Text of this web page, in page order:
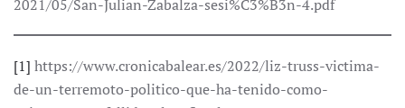
2021/05/San-Julian-Zabalza-sesi%C3%B3n-4.pdf
[1] https://www.cronicabalear.es/2022/liz-truss-victima-
de-un-terremoto-politico-que-ha-tenido-como-